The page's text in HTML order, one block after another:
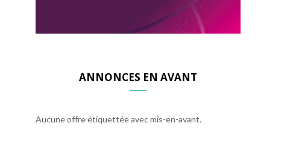
ANNONCES EN AVANT
Aucune offre étiquettée avec mis-en-avant.